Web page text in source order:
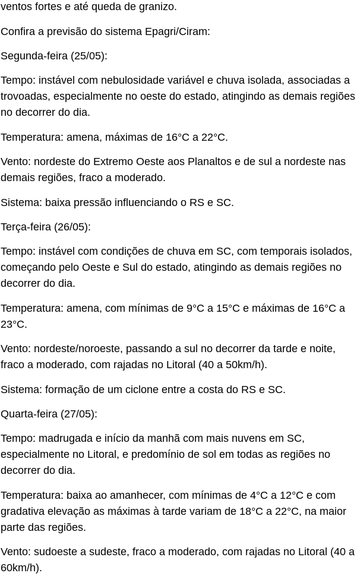
ventos fortes e até queda de granizo.
Confira a previsão do sistema Epagri/Ciram:
Segunda-feira (25/05):
Tempo: instável com nebulosidade variável e chuva isolada, associadas a
trovoadas, especialmente no oeste do estado, atingindo as demais regiões
no decorrer do dia.
Temperatura: amena, máximas de 16°C a 22°C.
Vento: nordeste do Extremo Oeste aos Planaltos e de sul a nordeste nas
demais regiões, fraco a moderado.
Sistema: baixa pressão influenciando o RS e SC.
Terça-feira (26/05):
Tempo: instável com condições de chuva em SC, com temporais isolados,
começando pelo Oeste e Sul do estado, atingindo as demais regiões no
decorrer do dia.
Temperatura: amena, com mínimas de 9°C a 15°C e máximas de 16°C a
23°C.
Vento: nordeste/noroeste, passando a sul no decorrer da tarde e noite,
fraco a moderado, com rajadas no Litoral (40 a 50km/h).
Sistema: formação de um ciclone entre a costa do RS e SC.
Quarta-feira (27/05):
Tempo: madrugada e início da manhã com mais nuvens em SC,
especialmente no Litoral, e predomínio de sol em todas as regiões no
decorrer do dia.
Temperatura: baixa ao amanhecer, com mínimas de 4°C a 12°C e com
gradativa elevação as máximas à tarde variam de 18°C a 22°C, na maior
parte das regiões.
Vento: sudoeste a sudeste, fraco a moderado, com rajadas no Litoral (40 a
60km/h).